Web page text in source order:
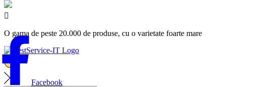

O gama de peste 20.000 de produse, cu o varietate foarte mare
Facebook